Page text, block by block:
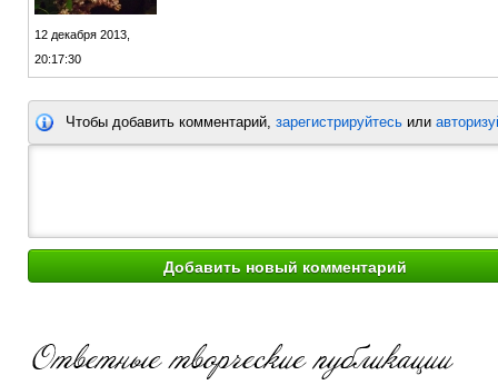
12 декабря 2013,
20:17:30
Чтобы добавить комментарий, зарегистрируйтесь или